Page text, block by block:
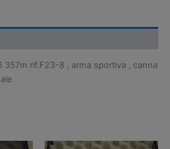
357m rif.F23-8 , arma sportiva , canna